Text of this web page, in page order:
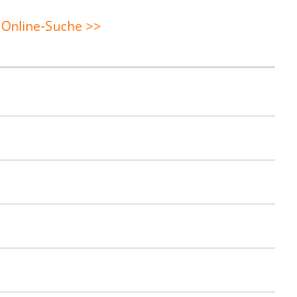
Online-Suche >>